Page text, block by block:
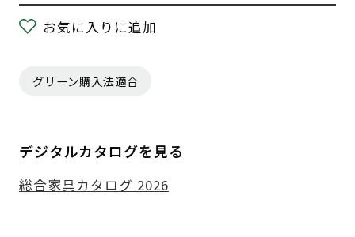
お気に入りに追加
グリーン購入法適合
デジタルカタログを見る
総合家具カタログ 2026